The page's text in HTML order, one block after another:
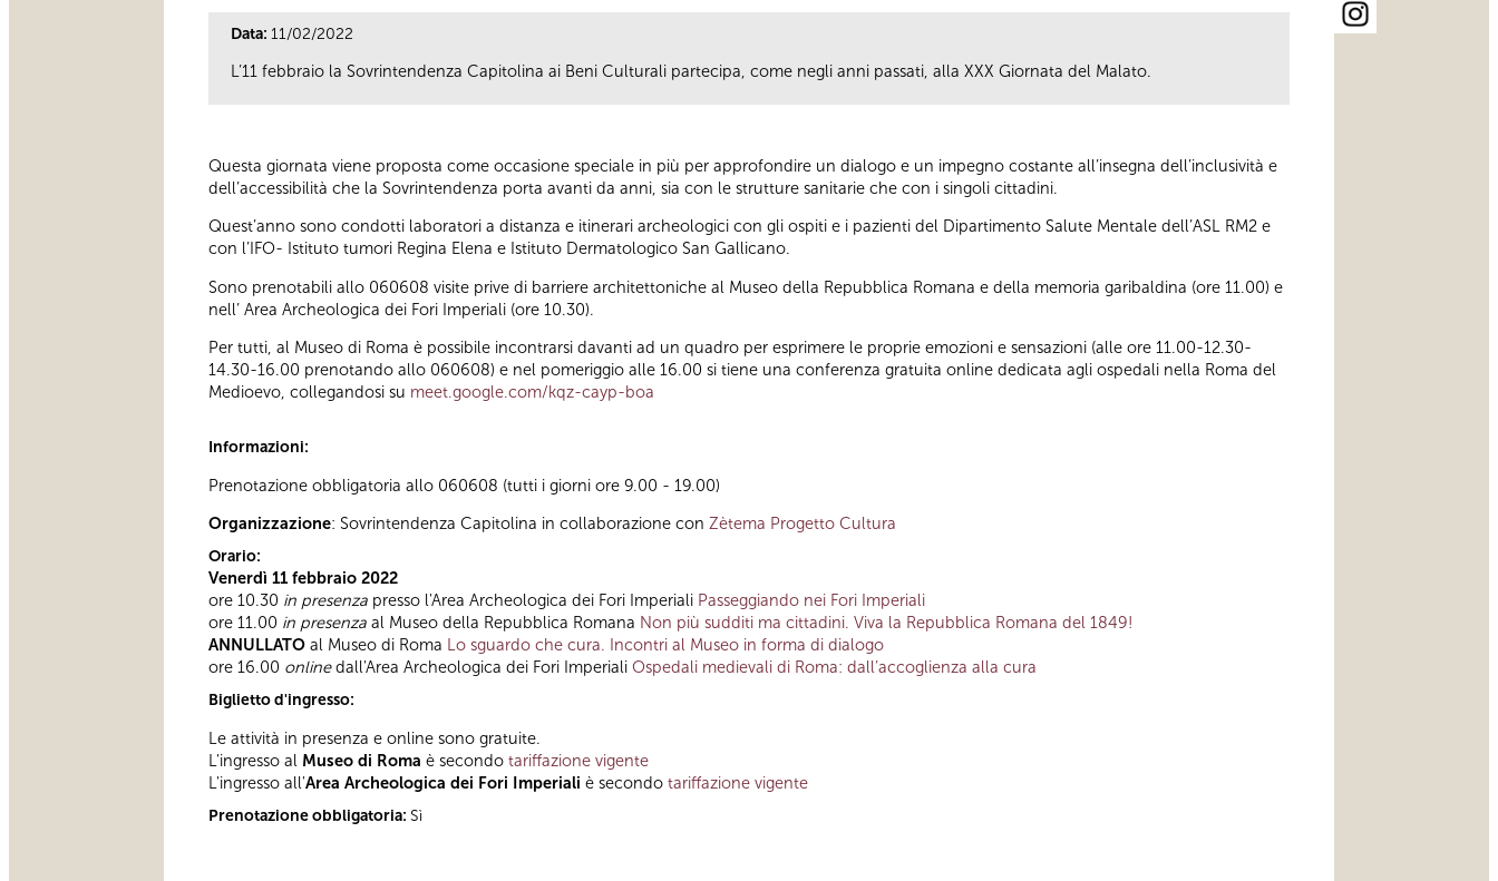
Data: 11/02/2022
L’11 febbraio la Sovrintendenza Capitolina ai Beni Culturali partecipa, come negli anni passati, alla XXX Giornata del Malato.
Questa giornata viene proposta come occasione speciale in più per approfondire un dialogo e un impegno costante all’insegna dell’inclusività e
dell’accessibilità che la Sovrintendenza porta avanti da anni, sia con le strutture sanitarie che con i singoli cittadini.
Quest’anno sono condotti laboratori a distanza e itinerari archeologici con gli ospiti e i pazienti del Dipartimento Salute Mentale dell’ASL RM2 e
con l’IFO- Istituto tumori Regina Elena e Istituto Dermatologico San Gallicano.
Sono prenotabili allo 060608 visite prive di barriere architettoniche al Museo della Repubblica Romana e della memoria garibaldina (ore 11.00) e
nell’ Area Archeologica dei Fori Imperiali (ore 10.30).
Per tutti, al Museo di Roma è possibile incontrarsi davanti ad un quadro per esprimere le proprie emozioni e sensazioni (alle ore 11.00-12.30-
14.30-16.00 prenotando allo 060608) e nel pomeriggio alle 16.00 si tiene una conferenza gratuita online dedicata agli ospedali nella Roma del
Medioevo, collegandosi su meet.google.com/kqz-cayp-boa
Informazioni:
Prenotazione obbligatoria allo 060608 (tutti i giorni ore 9.00 - 19.00)
Organizzazione: Sovrintendenza Capitolina in collaborazione con Zètema Progetto Cultura
Orario:
Venerdì 11 febbraio 2022
ore 10.30 in presenza presso l'Area Archeologica dei Fori Imperiali Passeggiando nei Fori Imperiali
ore 11.00 in presenza al Museo della Repubblica Romana Non più sudditi ma cittadini. Viva la Repubblica Romana del 1849!
ANNULLATO al Museo di Roma Lo sguardo che cura. Incontri al Museo in forma di dialogo
ore 16.00 onlinedall'Area Archeologica dei Fori Imperiali Ospedali medievali di Roma: dall’accoglienza alla cura
Biglietto d'ingresso:
Le attività in presenza e online sono gratuite.
L'ingresso al Museo di Roma è secondo tariffazione vigente
L'ingresso all'Area Archeologica dei Fori Imperiali è secondo tariffazione vigente
Prenotazione obbligatoria: Sì